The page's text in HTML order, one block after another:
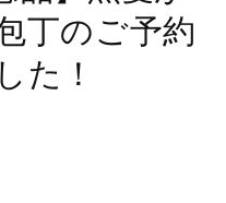
丁のご予約
た！